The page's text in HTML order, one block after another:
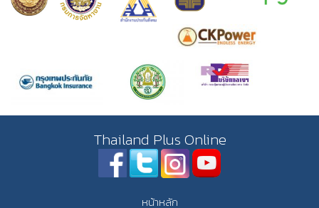
Thailand Plus Online
หน้าหลัก